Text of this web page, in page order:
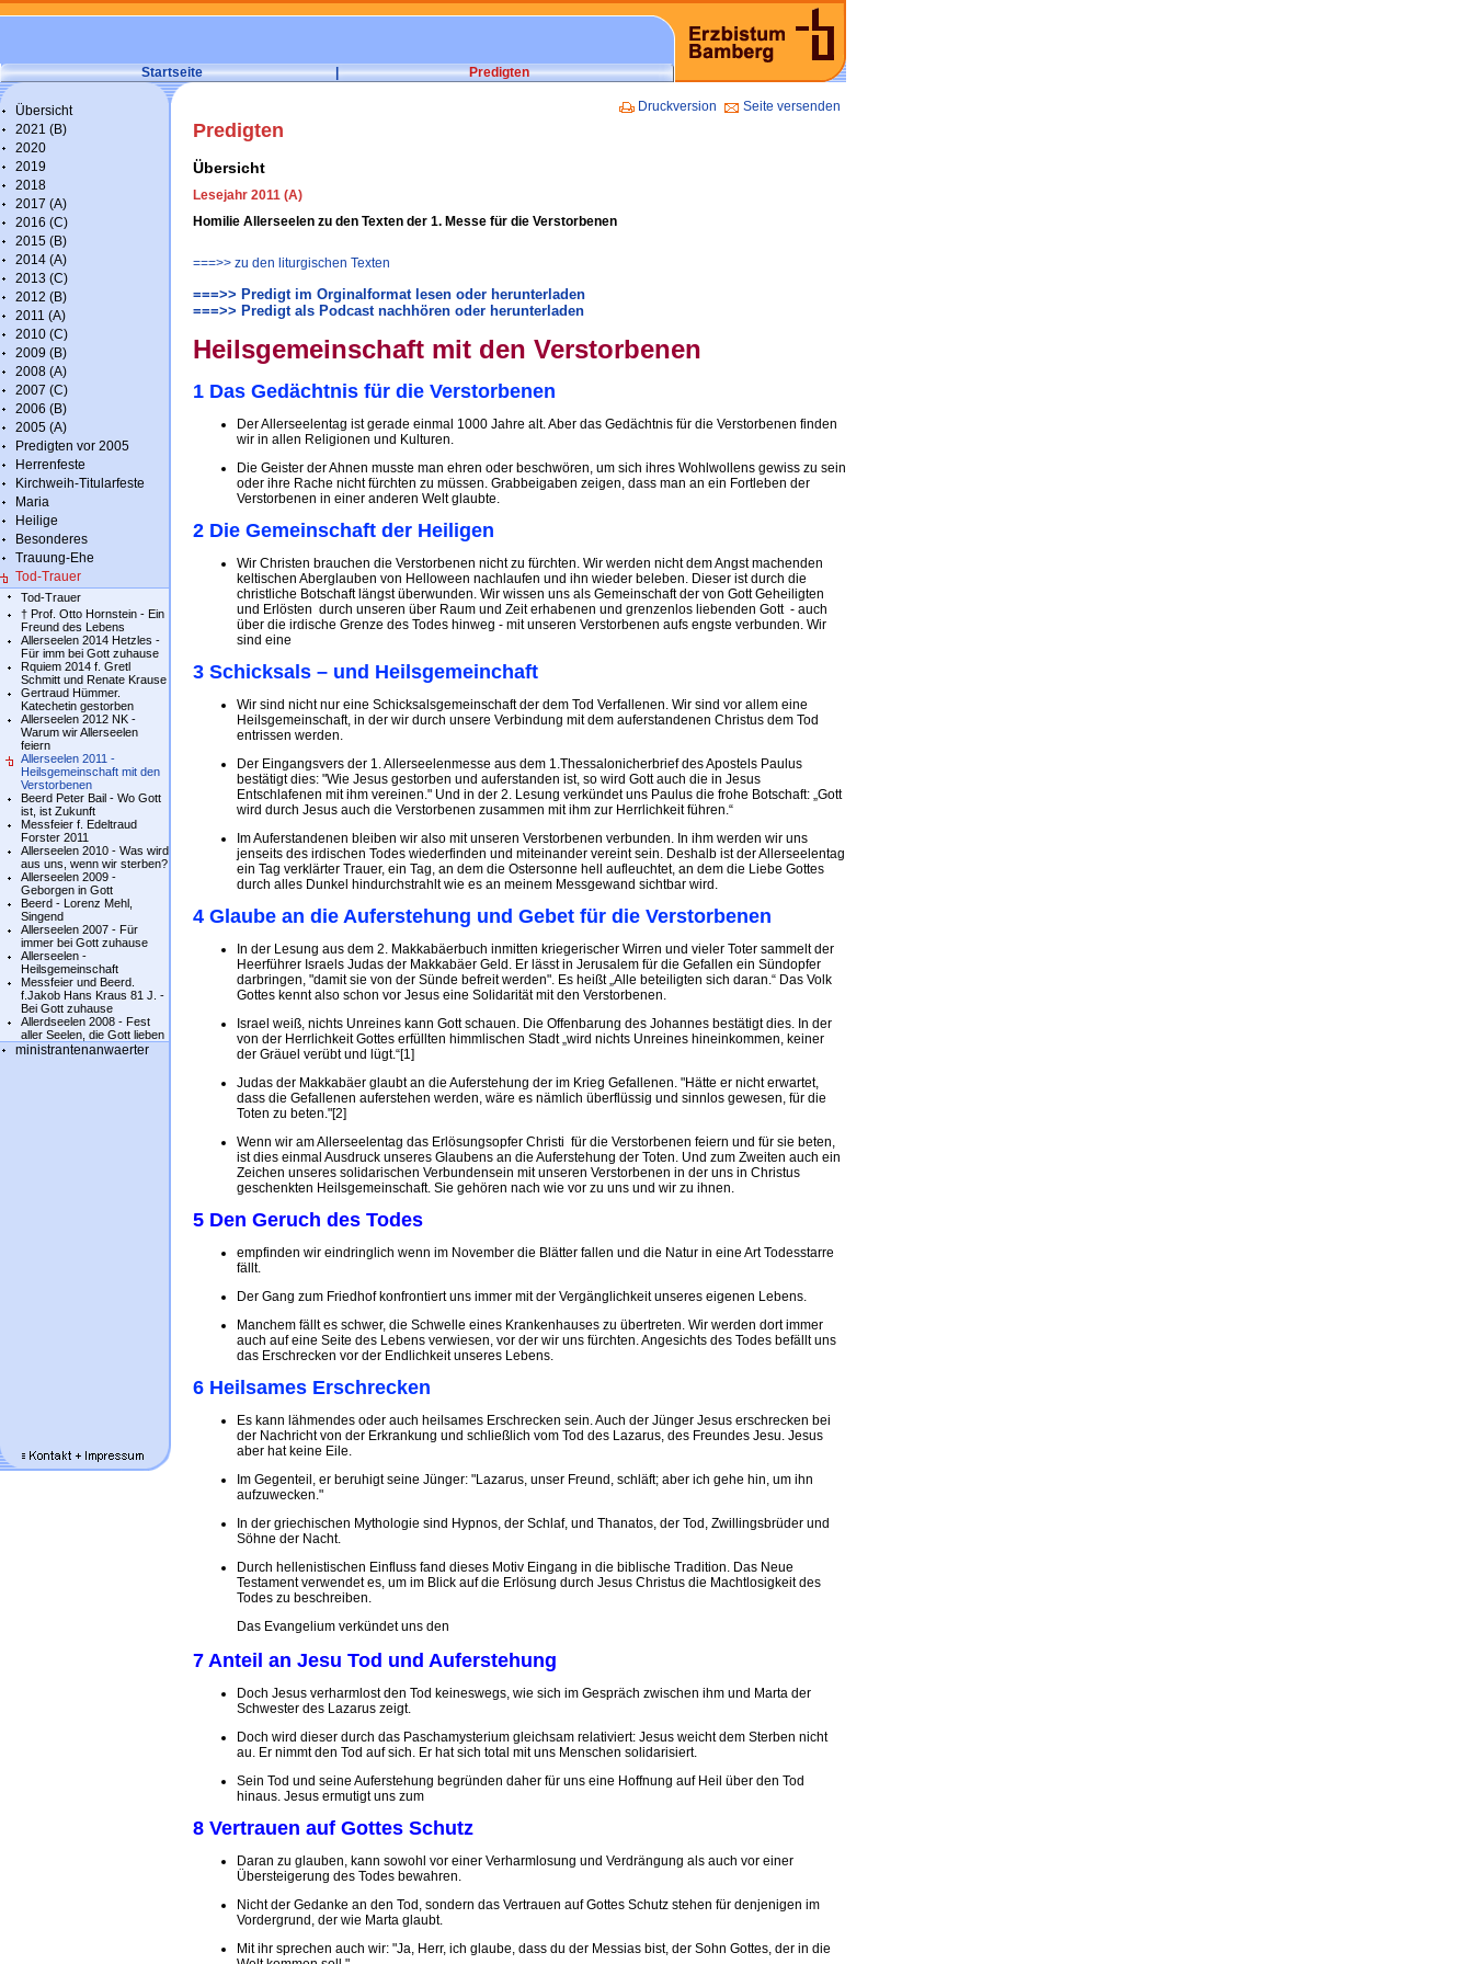
Startseite | Predigten
Übersicht
2021 (B)
2020
2019
2018
2017 (A)
2016 (C)
2015 (B)
2014 (A)
2013 (C)
2012 (B)
2011 (A)
2010 (C)
2009 (B)
2008 (A)
2007 (C)
2006 (B)
2005 (A)
Predigten vor 2005
Herrenfeste
Kirchweih-Titularfeste
Maria
Heilige
Besonderes
Trauung-Ehe
Tod-Trauer
Tod-Trauer
† Prof. Otto Hornstein - Ein
Freund des Lebens
Allerseelen 2014 Hetzles -
Für imm bei Gott zuhause
Rquiem 2014 f. Gretl
Schmitt und Renate Krause
Gertraud Hümmer.
Katechetin gestorben
Allerseelen 2012 NK -
Warum wir Allerseelen
feiern
Allerseelen 2011 -
Heilsgemeinschaft mit den
Verstorbenen
Beerd Peter Bail - Wo Gott
ist, ist Zukunft
Messfeier f. Edeltraud
Forster 2011
Allerseelen 2010 - Was wird
aus uns, wenn wir sterben?
Allerseelen 2009 -
Geborgen in Gott
Beerd - Lorenz Mehl,
Singend
Allerseelen 2007 - Für
immer bei Gott zuhause
Allerseelen -
Heilsgemeinschaft
Messfeier und Beerd.
f.Jakob Hans Kraus 81 J. -
Bei Gott zuhause
Allerdseelen 2008 - Fest
aller Seelen, die Gott lieben
ministrantenanwaerter
Druckversion Seite versenden
Predigten
Übersicht
Lesejahr 2011 (A)
Homilie Allerseelen zu den Texten der 1. Messe für die Verstorbenen
===>> zu den liturgischen Texten
===>> Predigt im Orginalformat lesen oder herunterladen
===>> Predigt als Podcast nachhören oder herunterladen
Heilsgemeinschaft mit den Verstorbenen
1 Das Gedächtnis für die Verstorbenen
Der Allerseelentag ist gerade einmal 1000 Jahre alt. Aber das Gedächtnis für die Verstorbenen finden
wir in allen Religionen und Kulturen.
Die Geister der Ahnen musste man ehren oder beschwören, um sich ihres Wohlwollens gewiss zu sein
oder ihre Rache nicht fürchten zu müssen. Grabbeigaben zeigen, dass man an ein Fortleben der
Verstorbenen in einer anderen Welt glaubte.
2 Die Gemeinschaft der Heiligen
Wir Christen brauchen die Verstorbenen nicht zu fürchten. Wir werden nicht dem Angst machenden
keltischen Aberglauben von Helloween nachlaufen und ihn wieder beleben. Dieser ist durch die
christliche Botschaft längst überwunden. Wir wissen uns als Gemeinschaft der von Gott Geheiligten
und Erlösten durch unseren über Raum und Zeit erhabenen und grenzenlos liebenden Gott - auch
über die irdische Grenze des Todes hinweg - mit unseren Verstorbenen aufs engste verbunden. Wir
sind eine
3 Schicksals – und Heilsgemeinchaft
Wir sind nicht nur eine Schicksalsgemeinschaft der dem Tod Verfallenen. Wir sind vor allem eine
Heilsgemeinschaft, in der wir durch unsere Verbindung mit dem auferstandenen Christus dem Tod
entrissen werden.
Der Eingangsvers der 1. Allerseelenmesse aus dem 1.Thessalonicherbrief des Apostels Paulus
bestätigt dies: "Wie Jesus gestorben und auferstanden ist, so wird Gott auch die in Jesus
Entschlafenen mit ihm vereinen." Und in der 2. Lesung verkündet uns Paulus die frohe Botschaft: „Gott
wird durch Jesus auch die Verstorbenen zusammen mit ihm zur Herrlichkeit führen.“
Im Auferstandenen bleiben wir also mit unseren Verstorbenen verbunden. In ihm werden wir uns
jenseits des irdischen Todes wiederfinden und miteinander vereint sein. Deshalb ist der Allerseelentag
ein Tag verklärter Trauer, ein Tag, an dem die Ostersonne hell aufleuchtet, an dem die Liebe Gottes
durch alles Dunkel hindurchstrahlt wie es an meinem Messgewand sichtbar wird.
4 Glaube an die Auferstehung und Gebet für die Verstorbenen
In der Lesung aus dem 2. Makkabäerbuch inmitten kriegerischer Wirren und vieler Toter sammelt der
Heerführer Israels Judas der Makkabäer Geld. Er lässt in Jerusalem für die Gefallen ein Sündopfer
darbringen, "damit sie von der Sünde befreit werden". Es heißt „Alle beteiligten sich daran.“ Das Volk
Gottes kennt also schon vor Jesus eine Solidarität mit den Verstorbenen.
Israel weiß, nichts Unreines kann Gott schauen. Die Offenbarung des Johannes bestätigt dies. In der
von der Herrlichkeit Gottes erfüllten himmlischen Stadt „wird nichts Unreines hineinkommen, keiner
der Gräuel verübt und lügt.“[1]
Judas der Makkabäer glaubt an die Auferstehung der im Krieg Gefallenen. "Hätte er nicht erwartet,
dass die Gefallenen auferstehen werden, wäre es nämlich überflüssig und sinnlos gewesen, für die
Toten zu beten."[2]
Wenn wir am Allerseelentag das Erlösungsopfer Christi für die Verstorbenen feiern und für sie beten,
ist dies einmal Ausdruck unseres Glaubens an die Auferstehung der Toten. Und zum Zweiten auch ein
Zeichen unseres solidarischen Verbundensein mit unseren Verstorbenen in der uns in Christus
geschenkten Heilsgemeinschaft. Sie gehören nach wie vor zu uns und wir zu ihnen.
5 Den Geruch des Todes
empfinden wir eindringlich wenn im November die Blätter fallen und die Natur in eine Art Todesstarre
fällt.
Der Gang zum Friedhof konfrontiert uns immer mit der Vergänglichkeit unseres eigenen Lebens.
Manchem fällt es schwer, die Schwelle eines Krankenhauses zu übertreten. Wir werden dort immer
auch auf eine Seite des Lebens verwiesen, vor der wir uns fürchten. Angesichts des Todes befällt uns
das Erschrecken vor der Endlichkeit unseres Lebens.
6 Heilsames Erschrecken
Es kann lähmendes oder auch heilsames Erschrecken sein. Auch der Jünger Jesus erschrecken bei
der Nachricht von der Erkrankung und schließlich vom Tod des Lazarus, des Freundes Jesu. Jesus
aber hat keine Eile.
Im Gegenteil, er beruhigt seine Jünger: "Lazarus, unser Freund, schläft; aber ich gehe hin, um ihn
aufzuwecken."
In der griechischen Mythologie sind Hypnos, der Schlaf, und Thanatos, der Tod, Zwillingsbrüder und
Söhne der Nacht.
Durch hellenistischen Einfluss fand dieses Motiv Eingang in die biblische Tradition. Das Neue
Testament verwendet es, um im Blick auf die Erlösung durch Jesus Christus die Machtlosigkeit des
Todes zu beschreiben.
Das Evangelium verkündet uns den
7 Anteil an Jesu Tod und Auferstehung
Doch Jesus verharmlost den Tod keineswegs, wie sich im Gespräch zwischen ihm und Marta der
Schwester des Lazarus zeigt.
Doch wird dieser durch das Paschamysterium gleichsam relativiert: Jesus weicht dem Sterben nicht
au. Er nimmt den Tod auf sich. Er hat sich total mit uns Menschen solidarisiert.
Sein Tod und seine Auferstehung begründen daher für uns eine Hoffnung auf Heil über den Tod
hinaus. Jesus ermutigt uns zum
8 Vertrauen auf Gottes Schutz
Daran zu glauben, kann sowohl vor einer Verharmlosung und Verdrängung als auch vor einer
Übersteigerung des Todes bewahren.
Nicht der Gedanke an den Tod, sondern das Vertrauen auf Gottes Schutz stehen für denjenigen im
Vordergrund, der wie Marta glaubt.
Mit ihr sprechen auch wir: "Ja, Herr, ich glaube, dass du der Messias bist, der Sohn Gottes, der in die